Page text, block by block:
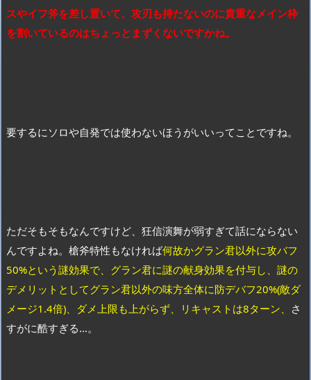
スやイフ斧を差し置いて、攻刃も持たないのに貴重なメイン枠
を割いているのはちょっとまずくないですかね。
要するにソロや自発では使わないほうがいいってことですね。
ただそもそもなんですけど、狂信演舞が弱すぎて話にならない
んですよね。槍斧特性もなければ何故かグラン君以外に攻バフ
50%という謎効果で、グラン君に謎の献身効果を付与し、謎の
デメリットとしてグラン君以外の味方全体に防デバフ20%(敵ダ
メージ1.4倍)、ダメ上限も上がらず、リキャストは8ターン、 さ
すがに酷すぎる…。